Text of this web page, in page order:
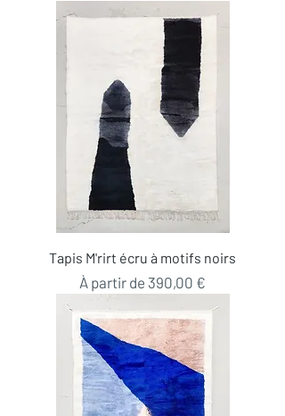
Tapis M'rirt écru à motifs noirs
À partir de 390,00 €
Prix promotionnel